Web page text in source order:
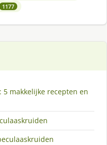
1177
5 makkelijke recepten en